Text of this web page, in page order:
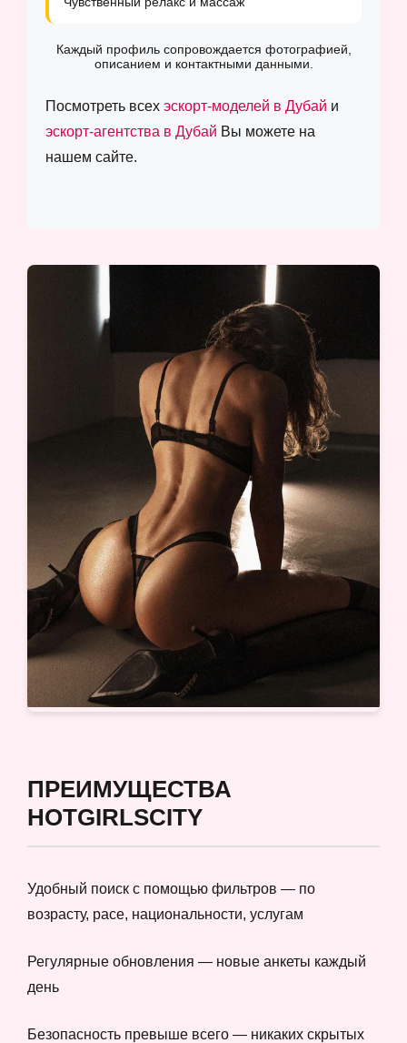
Каждый профиль сопровождается фотографией,
описанием и контактными данными.
Посмотреть всех эскорт-моделей в Дубай и
эскорт-агентства в Дубай Вы можете на
нашем сайте.
ПРЕИМУЩЕСТВА
HOTGIRLSCITY
Удобный поиск с помощью фильтров — по
возрасту, расе, национальности, услугам
Регулярные обновления — новые анкеты каждый
день
Безопасность превыше всего — никаких скрытых